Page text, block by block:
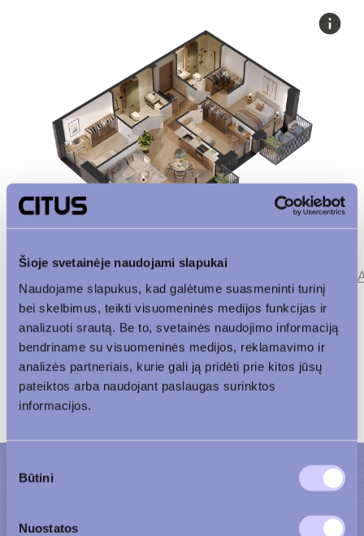
Šioje svetainėje naudojami slapukai
Naudojame slapukus, kad galėtume suasmeninti turinį
bei skelbimus, teikti visuomeninės medijos funkcijas ir
analizuoti srautą. Be to, svetainės naudojimo informaciją
bendriname su visuomeninės medijos, reklamavimo ir
analizės partneriais, kurie gali ją pridėti prie kitos jūsų
pateiktos arba naudojant paslaugas surinktos
informacijos.
pasirinkimas
Būtini
Nuostatos
Patalpos aukšte
Vaizdas į vidinį kiemą
Korpusas